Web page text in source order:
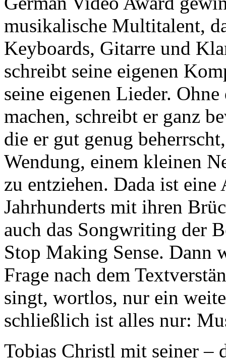
musikalische Multitalent,
Keyboards, Gitarre und
schreibt seine eigenen
seine eigenen Lieder.
machen, schreibt er ganz
die er gut genug
Wendung, einem kleinen
zu entziehen. Dada ist
Jahrhunderts mit ihren
auch das Songwriting der
Stop Making Sense. Dann
Frage nach dem
singt, wortlos, nur ein
schließlich ist alles nur:
Tobias Christl mit seiner –